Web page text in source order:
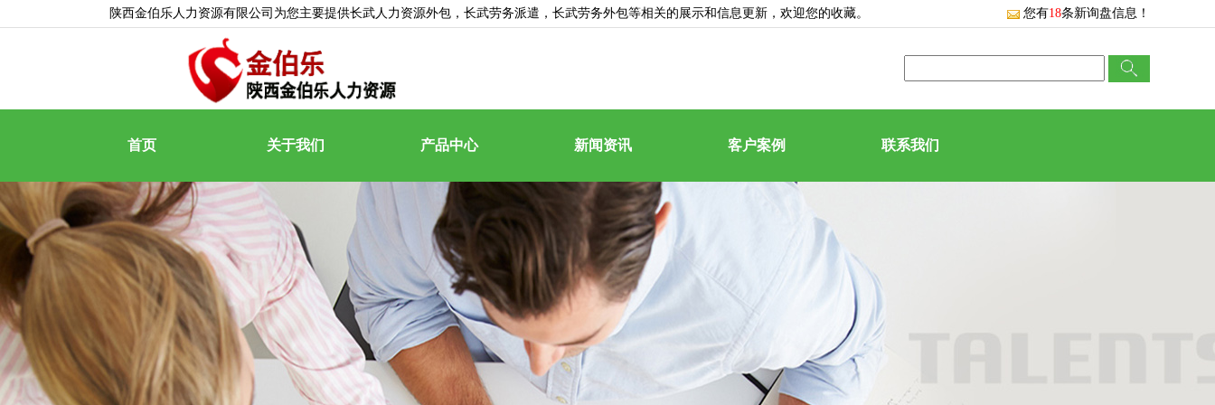
陕西金伯乐人力资源有限公司为您主要提供长武人力资源外包 ，长武劳务派遣，长武劳务外包等相关的展示和信息更新，欢迎您的收藏。 您有18条新询盘信息！
首页 关于我们 产品中心 新闻资讯 客户案例 联系我们